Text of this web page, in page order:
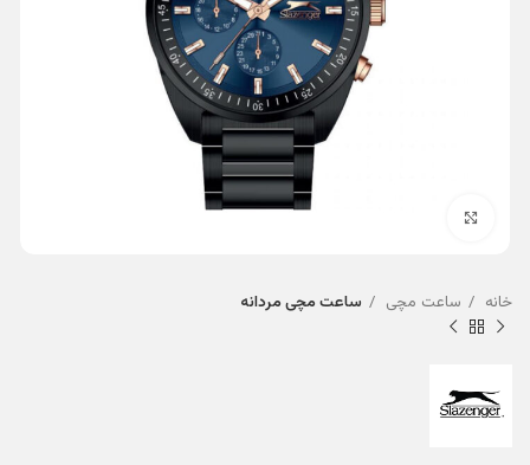
خانه ساعت مچی ساعت مچی مردانه